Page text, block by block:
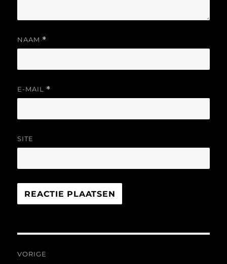
NAAM *
E-MAIL *
SITE
VORIGE